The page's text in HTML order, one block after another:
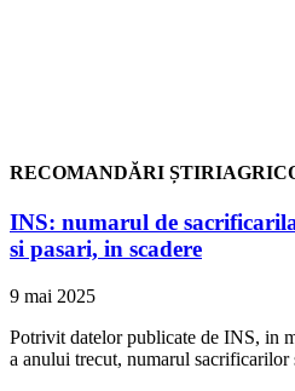
RECOMANDĂRI
INS: numarul de
si pasari, in scadere
9 mai 2025
Potrivit datelor publicate de INS, in
a anului trecut, numarul sacrificarilor